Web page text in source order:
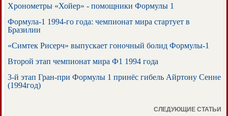
Хронометры «Хойер» - помощники Формулы 1
Формула-1 1994-го года: чемпионат мира стартует в
Бразилии
«Симтек Рисерч» выпускает гоночный болид Формулы-1
Второй этап чемпионат мира Ф1 1994 года
3-й этап Гран-при Формулы 1 принёс гибель Айртону Сенне
(1994год)
СЛЕДУЮЩИЕ СТАТЬИ